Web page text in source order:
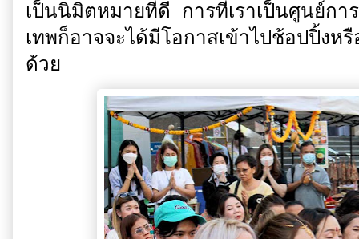
เป็นนิมิตหมายที่ดี การที่เราเป็นศูนย์กา
เทพก็อาจจะได้มีโอกาสเข้าไปช้อปปิ้ง
ด้วย